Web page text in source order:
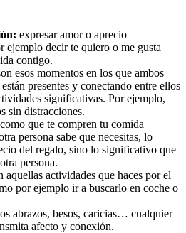
expresar amor o aprecio
ejemplo decir te quiero o me gusta
contigo.
esos momentos en los que ambos
presentes y conectando entre ellos
significativas. Por ejemplo,
sin distracciones.
que te compren tu comida
persona sabe que necesitas, lo
del regalo, sino lo significativo que
persona.
aquellas actividades que haces por el
por ejemplo ir a buscarlo en coche o
abrazos, besos, caricias… cualquier
afecto y conexión.